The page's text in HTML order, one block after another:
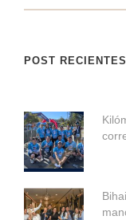
POST RECIENTES